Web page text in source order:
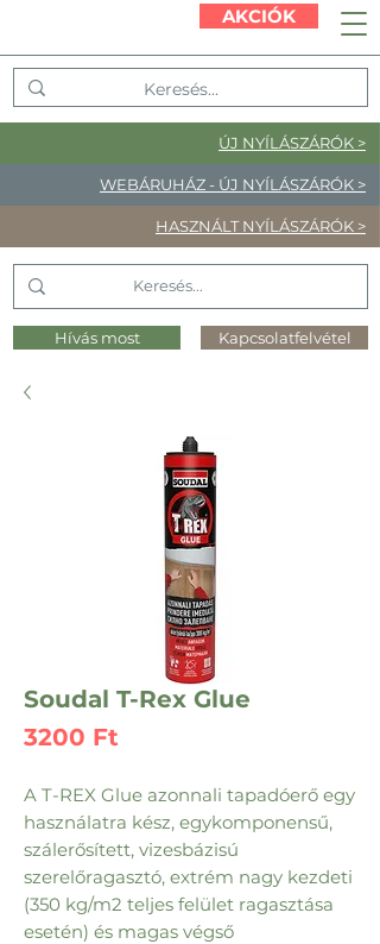
ÚJ NYÍLÁSZÁRÓK >
WEBÁRUHÁZ - ÚJ NYÍLÁSZÁRÓK >
HASZNÁLT NYÍLÁSZÁRÓK >
AKCIÓK
Hívás most Kapcsolatfelvétel
Soudal T-Rex Glue
3200 Ft
A T-REX Glue azonnali tapadóerő egy
használatra kész, egykomponensű,
szálerősített, vizesbázisú
szerelőragasztó, extrém nagy kezdeti
(350 kg/m2 teljes felület ragasztása
esetén) és magas végső